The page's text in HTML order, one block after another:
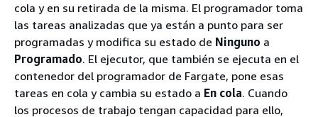
cola y en su retirada de la misma. El programador toma
las tareas analizadas que ya están a punto para ser
programadas y modifica su estado de Ninguno a
Programado. El ejecutor, que también se ejecuta en el
contenedor del programador de Fargate, pone esas
tareas en cola y cambia su estado a En cola. Cuando
los procesos de trabajo tengan capacidad para ello,